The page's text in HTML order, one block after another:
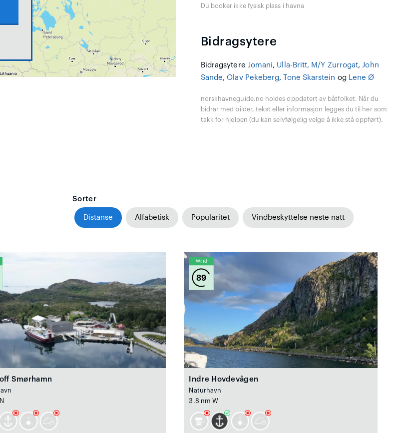
Du booker ikke fysisk plass i havna
Bidragsytere
Bidragsytere Jomani, Ulla-Britt, M/Y Zurrogat,John
Sande,Olav Pekeberg, Tone Skarstein og Lene Ø
norskhavneguide.no holdes oppdatert av båtfolket. Når du
bidrar med bilder, tekst eller informasjon legges du til her som
takk for hjelpen (du kan selvfølgelig velge å ikke stå oppført).
Sorter
Distanse Alfabetisk Popularitet Vindbeskyttelse neste natt
Smørhamn
Wind
89
Indre Hovdevågen
Naturhavn
3.8 nm W